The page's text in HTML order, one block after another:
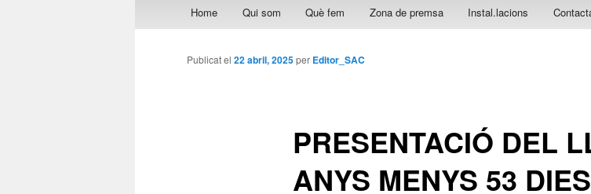
Aneu al contingut principal
Aneu al contingut secundari
Home Qui som Què fem Zona de premsa Instal.lacions
PRESENTACIÓ DEL
ANYS MENYS 53
Publicat el 22 abril, 2025per Editor_SAC